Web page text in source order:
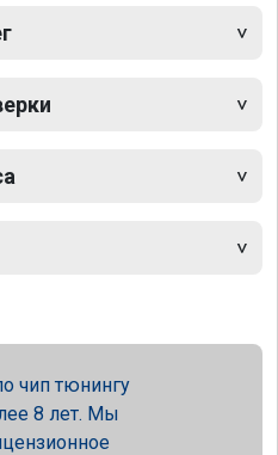
чип тюнингу
8 лет. Мы